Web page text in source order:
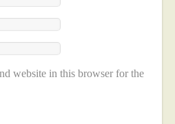
website in this browser for the